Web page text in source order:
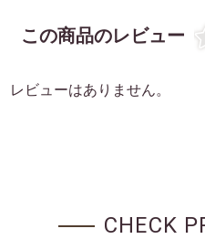
この商品のレビュー
レビューはありません。
CHECK